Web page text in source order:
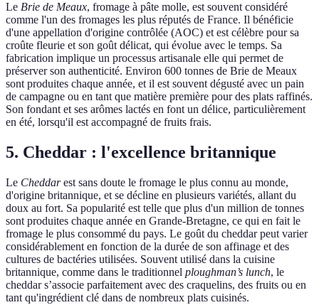
Le Brie de Meaux, fromage à pâte molle, est souvent considéré
comme l'un des fromages les plus réputés de France. Il bénéficie
d'une appellation d'origine contrôlée (AOC) et est célèbre pour sa
croûte fleurie et son goût délicat, qui évolue avec le temps. Sa
fabrication implique un processus artisanale elle qui permet de
préserver son authenticité. Environ 600 tonnes de Brie de Meaux
sont produites chaque année, et il est souvent dégusté avec un pain
de campagne ou en tant que matière première pour des plats raffinés.
Son fondant et ses arômes lactés en font un délice, particulièrement
en été, lorsqu'il est accompagné de fruits frais.
5. Cheddar : l'excellence britannique
Le Cheddarest sans doute le fromage le plus connu au monde,
d'origine britannique, et se décline en plusieurs variétés, allant du
doux au fort. Sa popularité est telle que plus d'un million de tonnes
sont produites chaque année en Grande-Bretagne, ce qui en fait le
fromage le plus consommé du pays. Le goût du cheddar peut varier
considérablement en fonction de la durée de son affinage et des
cultures de bactéries utilisées. Souvent utilisé dans la cuisine
britannique, comme dans le traditionnel ploughman’s lunch, le
cheddar s’associe parfaitement avec des craquelins, des fruits ou en
tant qu'ingrédient clé dans de nombreux plats cuisinés.